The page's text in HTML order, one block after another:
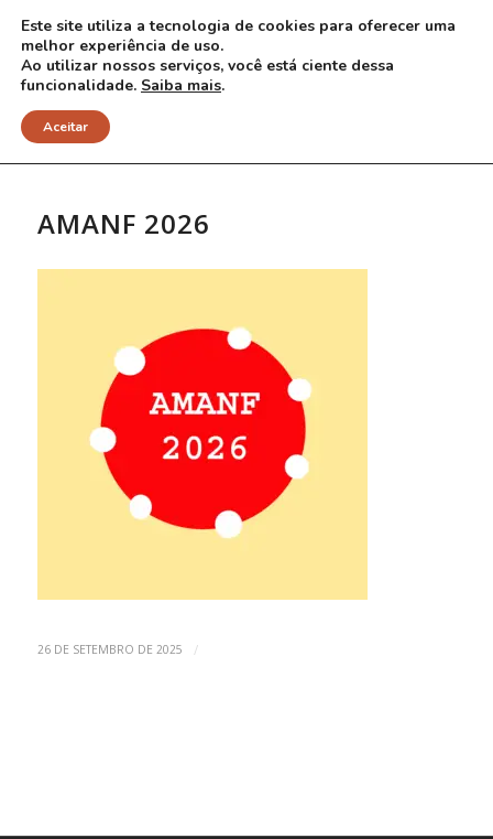
NOTÍCIAS
AMANF 2026
26 DE SETEMBRO DE 2025 /
Este site utiliza a tecnologia de cookies para oferecer uma
melhor experiência de uso.
Ao utilizar nossos serviços, você está ciente dessa
funcionalidade. Saiba mais.
Aceitar